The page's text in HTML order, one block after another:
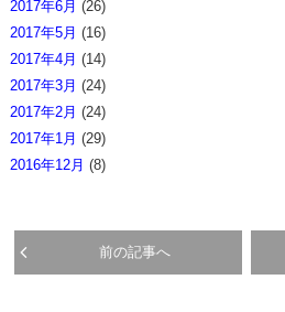
2017年6月 (26)
2017年5月 (16)
2017年4月 (14)
2017年3月 (24)
2017年2月 (24)
2017年1月 (29)
2016年12月 (8)
前の記事へ